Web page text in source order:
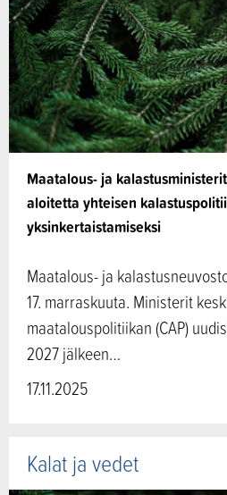
Maatalous- ja
aloitetta yhteisen
yksinkertaistamiseksi
Maatalous- ja
17. marraskuuta. Ministerit
maatalouspolitiikan (CAP)
2027 jälkeen…
17.11.2025
Kalat ja vedet